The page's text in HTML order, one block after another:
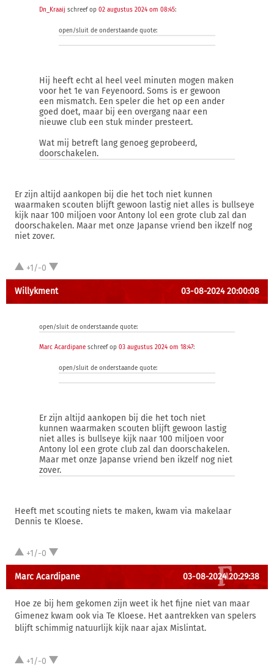
Dn_Kraaij schreef op 02 augustus 2024 om 08:45:
open/sluit de onderstaande quote:
Hij heeft echt al heel veel minuten mogen maken
voor het 1e van Feyenoord. Soms is er gewoon
een mismatch. Een speler die het op een ander
goed doet, maar bij een overgang naar een
nieuwe club een stuk minder presteert.
Wat mij betreft lang genoeg geprobeerd,
doorschakelen.
Er zijn altijd aankopen bij die het toch niet kunnen
waarmaken scouten blijft gewoon lastig niet alles is bullseye
kijk naar 100 miljoen voor Antony lol een grote club zal dan
doorschakelen. Maar met onze Japanse vriend ben ikzelf nog
niet zover.
+1/-0
Willykment 03-08-2024 20:00:08
open/sluit de onderstaande quote:
Marc Acardipane schreef op 03 augustus 2024 om 18:47:
open/sluit de onderstaande quote:
Er zijn altijd aankopen bij die het toch niet
kunnen waarmaken scouten blijft gewoon lastig
niet alles is bullseye kijk naar 100 miljoen voor
Antony lol een grote club zal dan doorschakelen.
Maar met onze Japanse vriend ben ikzelf nog niet
zover.
Heeft met scouting niets te maken, kwam via makelaar
Dennis te Kloese.
+1/-0
Marc Acardipane 03-08-2024 20:29:38
Hoe ze bij hem gekomen zijn weet ik het fijne niet van maar
Gimenez kwam ook via Te Kloese. Het aantrekken van spelers
blijft schimmig natuurlijk kijk naar ajax Mislintat.
+1/-0